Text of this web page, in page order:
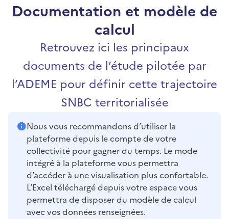
Documentation et modèle de
calcul
Retrouvez ici les principaux
documents de l’étude pilotée par
l’ADEME pour définir cette trajectoire
SNBC territorialisée
Nous vous recommandons d’utiliser la
plateforme depuis le compte de votre
collectivité pour gagner du temps. Le mode
intégré à la plateforme vous permettra
d’accéder à une visualisation plus confortable.
L’Excel téléchargé depuis votre espace vous
permettra de disposer du modèle de calcul
avec vos données renseignées.